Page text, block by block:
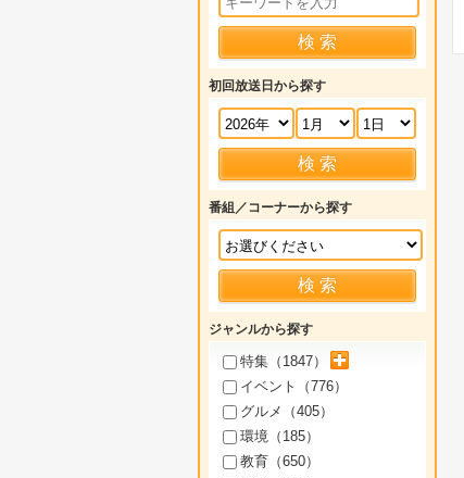
初回放送日から探す
番組／コーナーから探す
ジャンルから探す
特集（ 1847）
イベント（776）
グルメ（405）
環境（ 185）
教育（650）